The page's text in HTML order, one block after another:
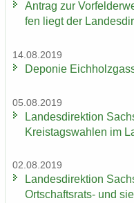
An­trag zur
fen liegt der
14.08.2019
De­po­nie
05.08.2019
Lan­des­di­rek­ti­on
Kreis­tags­wah­len im
02.08.2019
Lan­des­di­rek­ti­on
Ortschaftsrats-​ und